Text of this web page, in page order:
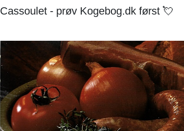
Cassoulet - prøv Kogebog.dk først 💘